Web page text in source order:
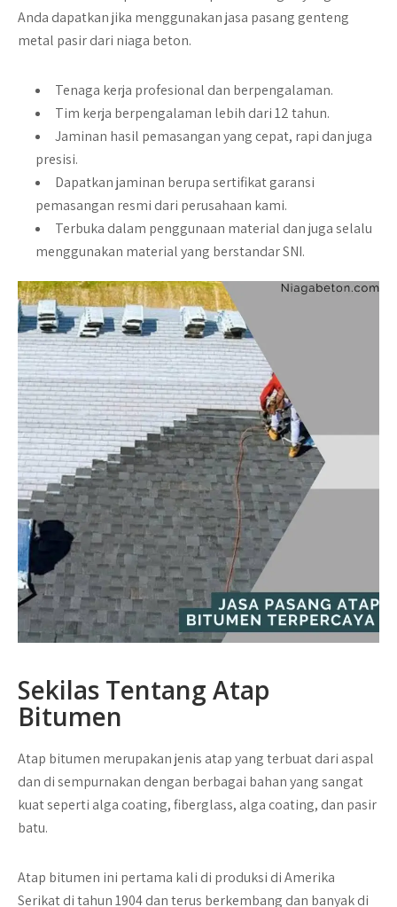
Anda dapatkan jika menggunakan jasa pasang genteng
metal pasir dari niaga beton.
Tenaga kerja profesional dan berpengalaman.
Tim kerja berpengalaman lebih dari 12 tahun.
Jaminan hasil pemasangan yang cepat, rapi dan juga
presisi.
Dapatkan jaminan berupa sertifikat garansi
pemasangan resmi dari perusahaan kami.
Terbuka dalam penggunaan material dan juga selalu
menggunakan material yang berstandarSNI.
Sekilas Tentang Atap
Bitumen
Atap bitumen merupakan jenis atap yang terbuat dari aspal
dan di sempurnakan dengan berbagai bahan yang sangat
kuat seperti alga coating, fiberglass, alga coating, dan pasir
batu.
Atap bitumen ini pertama kali di produksi di Amerika
Serikat di tahun 1904 dan terus berkembang dan banyak di